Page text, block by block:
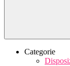
Categorie